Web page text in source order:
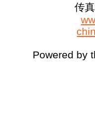
传
Powered by